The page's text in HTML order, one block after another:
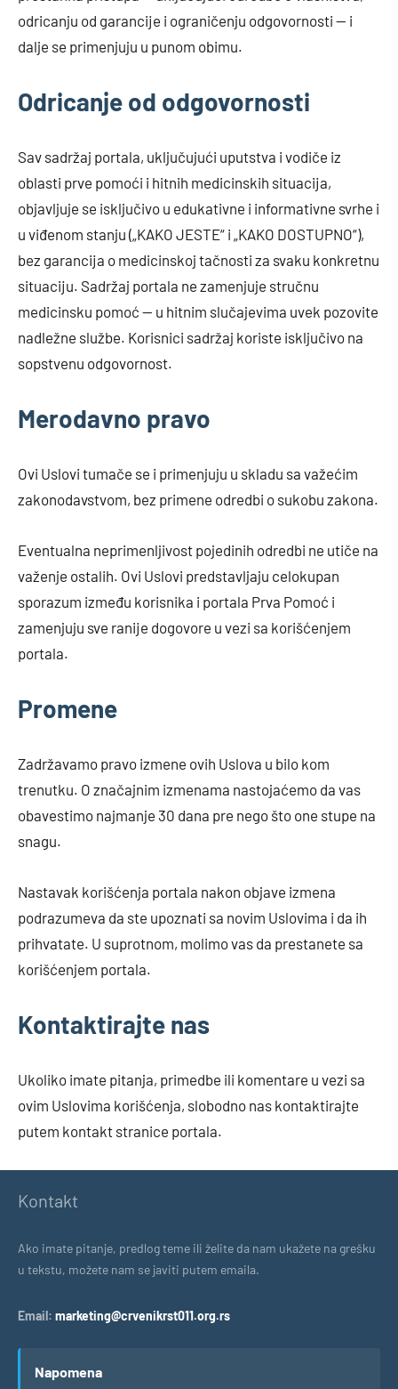
odricanju od garancije i ograničenju odgovornosti — i
dalje se primenjuju u punom obimu.
Odricanje od odgovornosti
Sav sadržaj portala, uključujući uputstva i vodiče iz
oblasti prve pomoći i hitnih medicinskih situacija,
objavljuje se isključivo u edukativne i informativne svrhe i
u viđenom stanju („KAKO JESTE“ i „KAKO DOSTUPNO“),
bez garancija o medicinskoj tačnosti za svaku konkretnu
situaciju. Sadržaj portala ne zamenjuje stručnu
medicinsku pomoć — u hitnim slučajevima uvek pozovite
nadležne službe. Korisnici sadržaj koriste isključivo na
sopstvenu odgovornost.
Merodavno pravo
Ovi Uslovi tumače se i primenjuju u skladu sa važećim
zakonodavstvom, bez primene odredbi o sukobu zakona.
Eventualna neprimenljivost pojedinih odredbi ne utiče na
važenje ostalih. Ovi Uslovi predstavljaju celokupan
sporazum između korisnika i portala Prva Pomoć i
zamenjuju sve ranije dogovore u vezi sa korišćenjem
portala.
Promene
Zadržavamo pravo izmene ovih Uslova u bilo kom
trenutku. O značajnim izmenama nastojaćemo da vas
obavestimo najmanje 30 dana pre nego što one stupe na
snagu.
Nastavak korišćenja portala nakon objave izmena
podrazumeva da ste upoznati sa novim Uslovima i da ih
prihvatate. U suprotnom, molimo vas da prestanete sa
korišćenjem portala.
Kontaktirajte nas
Ukoliko imate pitanja, primedbe ili komentare u vezi sa
ovim Uslovima korišćenja, slobodno nas kontaktirajte
putem kontakt stranice portala.
Kontakt
Ako imate pitanje, predlog teme ili želite da nam ukažete na grešku
u tekstu, možete nam se javiti putem emaila.
Email: marketing@crvenikrst011.org.rs
Napomena